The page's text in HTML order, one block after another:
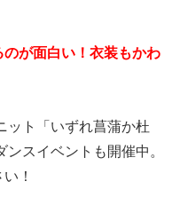
が面白い！衣装もかわ
ット「いずれ菖蒲か杜
スイベントも開催中。
！